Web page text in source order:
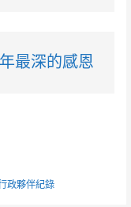
最深的感恩
政夥伴紀錄